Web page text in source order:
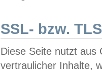
SSL- bzw.
Diese Seite nutzt aus
vertraulicher Inhalte,